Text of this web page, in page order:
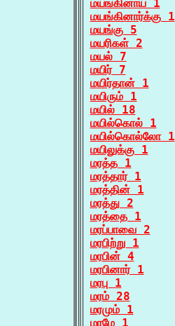
மயங்கினாய் 1
மயங்கினார்க்கு 1
மயங்கு 5
மயரிகள் 2
மயல் 7
மயிர் 7
மயிர்தான் 1
மயிரும் 1
மயில் 18
மயில்கொல் 1
மயில்கொல்லோ 1
மயிலுக்கு 1
மரத்த 1
மரத்தார் 1
மரத்தின் 1
மரத்து 2
மரத்தை 1
மரப்பாவை 2
மரபிற்று 1
மரபின் 4
மரபினார் 1
மரபு 1
மரம் 28
மரமும் 1
மரமே 1